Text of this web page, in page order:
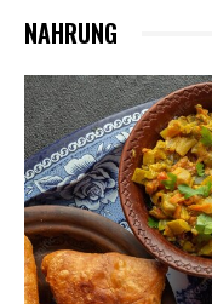
NAHRUNG